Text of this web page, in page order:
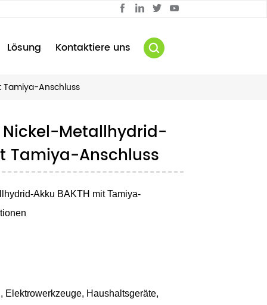
Lösung Kontaktiere uns
Tamiya-Anschluss
Metallhydrid-
Tamiya-Anschluss
Akku BAKTH mit Tamiya-
Elektrowerkzeuge, Haushaltsgeräte,